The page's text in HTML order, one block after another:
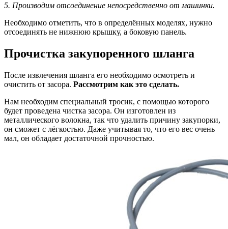
5. Производим отсоединение непосредственно от машинки.
Необходимо отметить, что в определённых моделях, нужно
отсоединять не нижнюю крышку, а боковую панель.
Прочистка закупоренного шланга
После извлечения шланга его необходимо осмотреть и
очистить от засора. Рассмотрим как это сделать.
Нам необходим специальный тросик, с помощью которого
будет проведена чистка засора. Он изготовлен из
металлического волокна, так что удалить причину закупорки,
он сможет с лёгкостью. Даже учитывая то, что его вес очень
мал, он обладает достаточной прочностью.